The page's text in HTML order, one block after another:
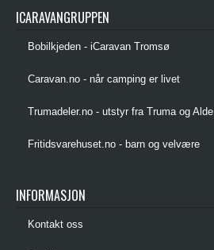
ICARAVANGRUPPEN
Bobilkjeden - iCaravan Tromsø
Caravan.no - når camping er livet
Trumadeler.no - utstyr fra Truma og Alde
Fritidsvarehuset.no - barn og velvære
INFORMASJON
Kontakt oss